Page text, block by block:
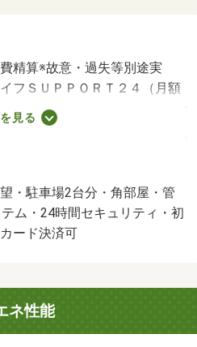
精算※故意・過失等別途実
フＳＵＰＰＯＲＴ２４（月額
ます。／駐車場１台無料／。
及び、契約に要する費用は別
。（法人契約は礼金１ヶ月
０２・賃貸保証等：加入要
：総額賃料の２％）・維持費
理形態／管理員の勤務形態：
クリーニング代 63140円/鍵
見る
・駐車場2台分・角部屋・管
ム・24時間セキュリティ・初
ード決済可
ネ性能